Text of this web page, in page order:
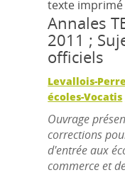
texte imprimé
Annales
2011 ;
officiels
Levallois-
écoles-Vocatis
Ouvrage
corrections
d'entrée aux
commerce et